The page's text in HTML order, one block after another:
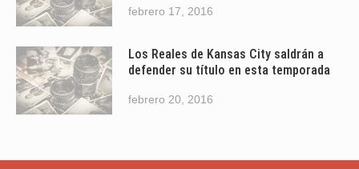
febrero 17, 2016
Los Reales de Kansas City saldrán a
defender su título en esta temporada
febrero 20, 2016